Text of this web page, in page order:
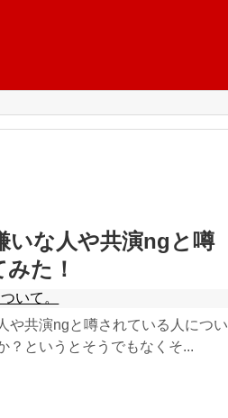
いな人や共演ngと噂
た！
いて。
や共演ngと噂されている人につい
？というとそうでもなくそ...